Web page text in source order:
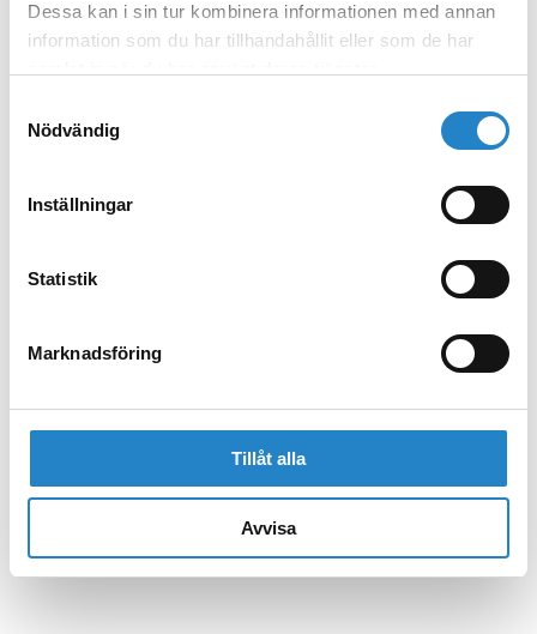
Dessa kan i sin tur kombinera informationen med annan
information som du har tillhandahållit eller som de har
Nödvändig
Inställningar
Statistik
Marknadsföring
Tillåt alla
Avvisa